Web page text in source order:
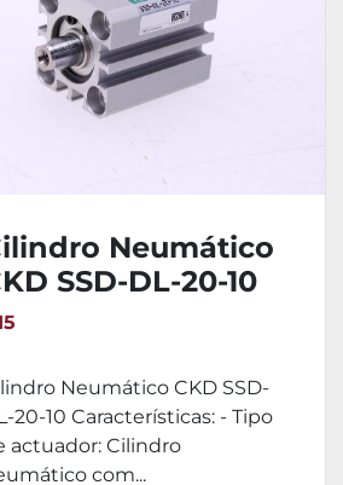
Neumático
SSD-DL-20-10
Neumático CKD SSD-
20-10 Características: - Tipo
actuador: Cilindro
com...